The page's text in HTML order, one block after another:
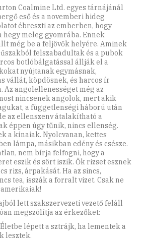
Coalmine Ltd. egyes tárnájánál
eső és a novemberi hideg
ébreszti az emberben, hogy
meleg gyomrába. Ennek
még be a feljövők helyére. Aminek
felszabadultak és a pubok
botlóbálgatással állják el a
nyújtanak egymásnak,
vállát, köpdösnek, és harcos ír
angolellenességet még az
nincsenek angolok, mert akik
a függetlenségi háború után
az ellenszenv átalakítható a
éppen úgy tűnik, nincs ellenség.
a kínaiak. Nyolcvanan, kettes
lámpa, másikban edény és csésze.
nem bírja felfogni, hogy a
eszik és sört iszik. Ők rizset esznek
rizs, árpakását. Ha az sincs,
tea, isszák a forralt vizet. Csak ne
lett szakszervezeti vezető feláll
megszólítja az érkezőket:
lépett a sztrájk, ha lementek a
lesztek.